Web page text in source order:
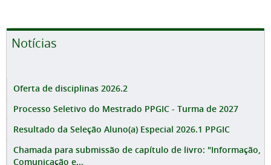
Notícias
Oferta de disciplinas 2026.2
Processo Seletivo do Mestrado PPGIC - Turma de 2027
Resultado da Seleção Aluno(a) Especial 2026.1 PPGIC
Chamada para submissão de capítulo de livro: "Informação,
Comunicação e...